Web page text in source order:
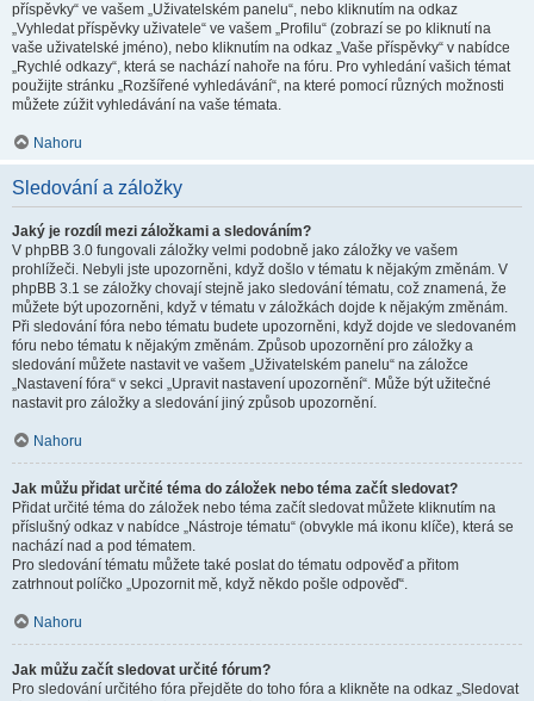
příspěvky“ ve vašem „Uživatelském panelu“, nebo kliknutím na odkaz
„Vyhledat příspěvky uživatele“ ve vašem „Profilu“ (zobrazí se po kliknutí na
vaše uživatelské jméno), nebo kliknutím na odkaz „Vaše příspěvky“ v nabídce
„Rychlé odkazy“, která se nachází nahoře na fóru. Pro vyhledání vašich témat
použijte stránku „Rozšířené vyhledávání“, na které pomocí různých možnosti
můžete zúžit vyhledávání na vaše témata.
Nahoru
Sledování a záložky
Jaký je rozdíl mezi záložkami a sledováním?
V phpBB 3.0 fungovali záložky velmi podobně jako záložky ve vašem
prohlížeči. Nebyli jste upozorněni, když došlo v tématu k nějakým změnám. V
phpBB 3.1 se záložky chovají stejně jako sledování tématu, což znamená, že
můžete být upozorněni, když v tématu v záložkách dojde k nějakým změnám.
Při sledování fóra nebo tématu budete upozorněni, když dojde ve sledovaném
fóru nebo tématu k nějakým změnám. Způsob upozornění pro záložky a
sledování můžete nastavit ve vašem „Uživatelském panelu“ na záložce
„Nastavení fóra“ v sekci „Upravit nastavení upozornění“. Může být užitečné
nastavit pro záložky a sledování jiný způsob upozornění.
Nahoru
Jak můžu přidat určité téma do záložek nebo téma začít sledovat?
Přidat určité téma do záložek nebo téma začít sledovat můžete kliknutím na
příslušný odkaz v nabídce „Nástroje tématu“ (obvykle má ikonu klíče), která se
nachází nad a pod tématem.
Pro sledování tématu můžete také poslat do tématu odpověď a přitom
zatrhnout políčko „Upozornit mě, když někdo pošle odpověď“.
Nahoru
Jak můžu začít sledovat určité fórum?
Pro sledování určitého fóra přejděte do toho fóra a klikněte na odkaz „Sledovat